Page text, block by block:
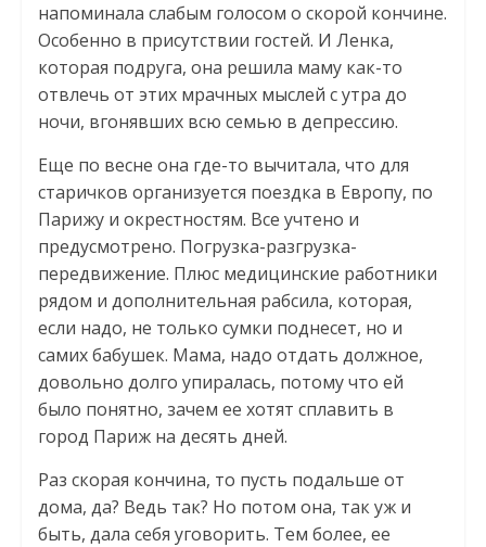
напоминала слабым голосом о скорой кончине.
Особенно в присутствии гостей. И Ленка,
которая подруга, она решила маму как-то
отвлечь от этих мрачных мыслей с утра до
ночи, вгонявших всю семью в депрессию.
Еще по весне она где-то вычитала, что для
старичков организуется поездка в Европу, по
Парижу и окрестностям. Все учтено и
предусмотрено. Погрузка-разгрузка-
передвижение. Плюс медицинские работники
рядом и дополнительная рабсила, которая,
если надо, не только сумки поднесет, но и
самих бабушек. Мама, надо отдать должное,
довольно долго упиралась, потому что ей
было понятно, зачем ее хотят сплавить в
город Париж на десять дней.
Раз скорая кончина, то пусть подальше от
дома, да? Ведь так? Но потом она, так уж и
быть, дала себя уговорить. Тем более, ее